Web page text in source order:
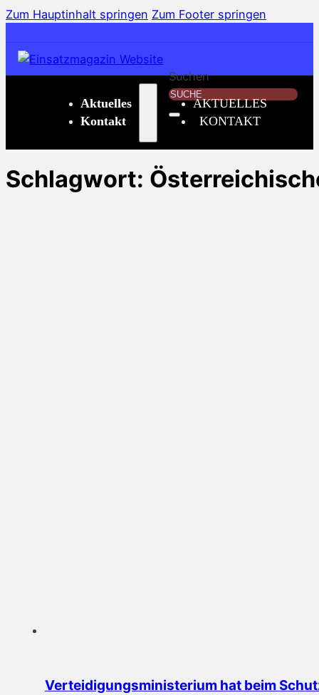
Zum Hauptinhalt springen Zum Footer springen
Suchen
Aktuelles
Kontakt
AKTUELLES
KONTAKT
Schlagwort:
Verteidigungsministerium hat beim